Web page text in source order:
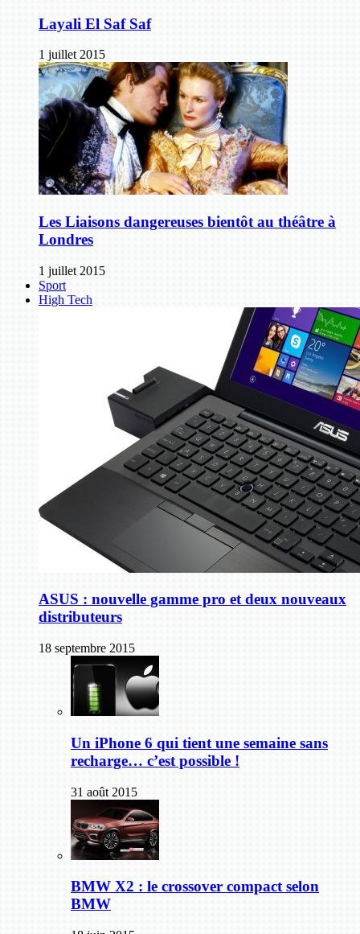
Layali El Saf Saf
1 juillet 2015
Les Liaisons dangereuses bientôt au théâtre à
Londres
1 juillet 2015
Sport
High Tech
ASUS : nouvelle gamme pro et deux nouveaux
distributeurs
18 septembre 2015
Un iPhone 6 qui tient une semaine sans
recharge… c’est possible !
31 août 2015
BMW X2 : le crossover compact selon
BMW